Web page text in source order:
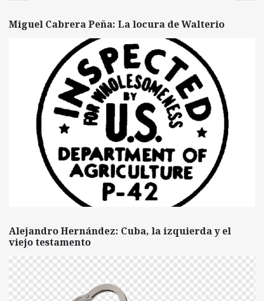
Miguel Cabrera Peña: La locura de Walterio
Alejandro Hernández: Cuba, la izquierda y el
viejo testamento